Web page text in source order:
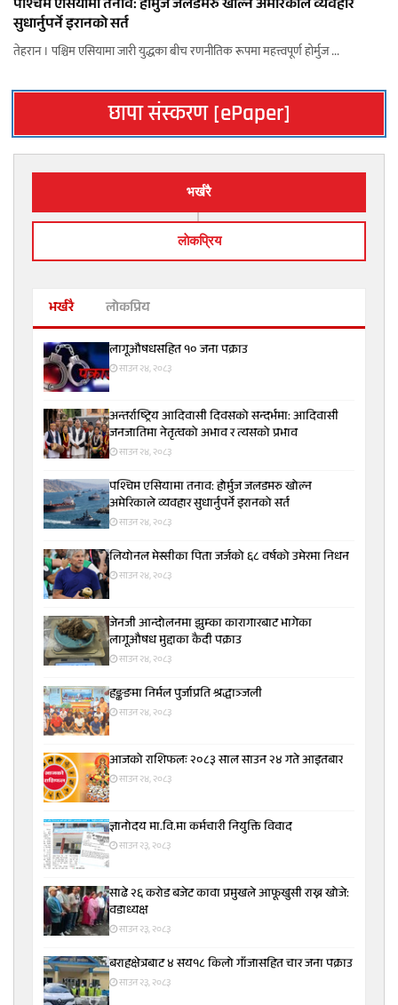
पश्चिम एसियामा तनाव: होर्मुज जलडमरु खोल्न अमेरिकाले व्यवहार
सुधार्नुपर्ने इरानको सर्त
तेहरान । पश्चिम एसियामा जारी युद्धका बीच रणनीतिक रूपमा महत्त्वपूर्ण होर्मुज ...
छापा संस्करण [ePaper]
भर्खरै
लाेकप्रिय
भर्खरै लोकप्रिय
लागूऔषधसहित १० जना पक्राउ
साउन २४, २०८३
अन्तर्राष्ट्रिय आदिवासी दिवसको सन्दर्भमा: आदिवासी
जनजातिमा नेतृत्वको अभाव र त्यसको प्रभाव
साउन २४, २०८३
पश्चिम एसियामा तनाव: होर्मुज जलडमरु खोल्न
अमेरिकाले व्यवहार सुधार्नुपर्ने इरानको सर्त
साउन २४, २०८३
लियोनल मेस्सीका पिता जर्जको ६८ वर्षको उमेरमा निधन
साउन २४, २०८३
जेनजी आन्दोलनमा झुम्का कारागारबाट भागेका
लागूऔषध मुद्दाका कैदी पक्राउ
साउन २४, २०८३
हङ्कङमा निर्मल पुर्जाप्रति श्रद्धाञ्जली
साउन २४, २०८३
आजको राशिफलः २०८३ साल साउन २४ गते आइतबार
साउन २४, २०८३
ज्ञानोदय मा.वि.मा कर्मचारी नियुक्ति विवाद
साउन २३, २०८३
साढे २६ करोड बजेट कावा प्रमुखले आफूखुसी राख्न खोजे:
वडाध्यक्ष
साउन २३, २०८३
बराहक्षेत्रबाट ४ सय१८ किलो गाँजासहित चार जना पक्राउ
साउन २३, २०८३